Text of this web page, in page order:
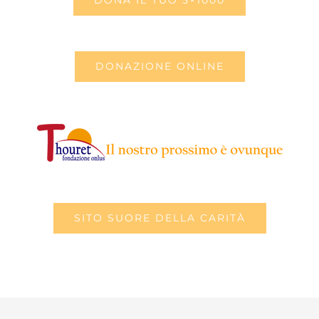
DONAZIONE ONLINE
SITO SUORE DELLA CARITÀ